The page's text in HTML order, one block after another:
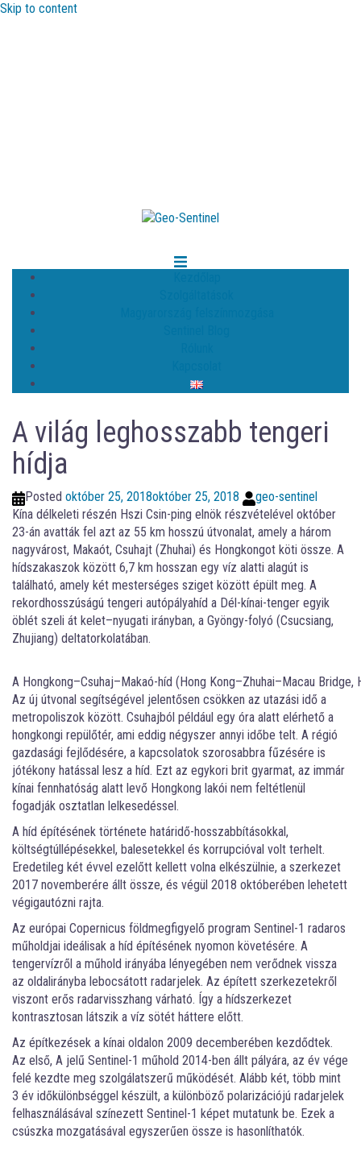
Skip to content
A világ leghosszabb tengeri
hídja
Posted október 25, 2018október 25, 2018
geo-sentinel
Kína délkeleti részén Hszi Csin-ping elnök részvételével október
23-án avatták fel azt az 55 km hosszú útvonalat, amely a három
nagyvárost, Makaót, Csuhajt (Zhuhai) és Hongkongot köti össze. A
hídszakaszok között 6,7 km hosszan egy víz alatti alagút is
található, amely két mesterséges sziget között épült meg. A
rekordhosszúságú tengeri autópályahíd a Dél-kínai-tenger egyik
öblét szeli át kelet–nyugati irányban, a Gyöngy-folyó (Csucsiang,
Zhujiang) deltatorkolatában.
A Hongkong–Csuhaj–Makaó-híd (Hong Kong–Zhuhai–Macau Bridge,
Az új útvonal segítségével jelentősen csökken az utazási idő a
metropoliszok között. Csuhajból például egy óra alatt elérhető a
hongkongi repülőtér, ami eddig négyszer annyi időbe telt. A régió
gazdasági fejlődésére, a kapcsolatok szorosabbra fűzésére is
jótékony hatással lesz a híd. Ezt az egykori brit gyarmat, az immár
kínai fennhatóság alatt levő Hongkong lakói nem feltétlenül
fogadják osztatlan lelkesedéssel.
A híd építésének története határidő-hosszabbításokkal,
költségtúllépésekkel, balesetekkel és korrupcióval volt terhelt.
Eredetileg két évvel ezelőtt kellett volna elkészülnie, a szerkezet
2017 novemberére állt össze, és végül 2018 októberében lehetett
végigautózni rajta.
Az európai Copernicus földmegfigyelő program Sentinel-1 radaros
műholdjai ideálisak a híd építésének nyomon követésére. A
tengervízről a műhold irányába lényegében nem verődnek vissza
az oldalirányba lebocsátott radarjelek. Az épített szerkezetekről
viszont erős radarvisszhang várható. Így a hídszerkezet
kontrasztosan látszik a víz sötét háttere előtt.
Az építkezések a kínai oldalon 2009 decemberében kezdődtek.
Az első, A jelű Sentinel-1 műhold 2014-ben állt pályára, az év vége
felé kezdte meg szolgálatszerű működését. Alább két, több mint
3 év időkülönbséggel készült, a különböző polarizációjú radarjelek
felhasználásával színezett Sentinel-1 képet mutatunk be. Ezek a
csúszka mozgatásával egyszerűen össze is hasonlíthatók.